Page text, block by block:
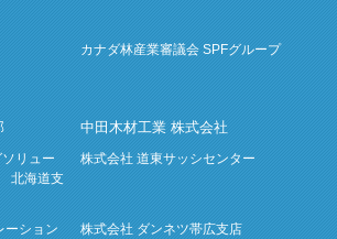
カナダ林産業審議会 SPFグループ
中田木材工業 株式会社
リュー
北海道支
株式会社 道東サッシセンター
ーション
株式会社 ダンネツ帯広支店